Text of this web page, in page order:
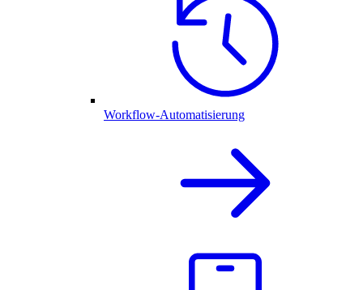
Workflow-Automatisierung